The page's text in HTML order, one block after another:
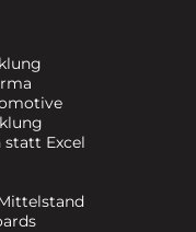
statt Excel